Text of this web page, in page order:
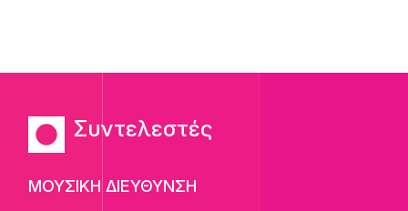
Συντελεστές
ΜΟΥΣΙΚΗ ΔΙΕΥΘΥΝΣΗ